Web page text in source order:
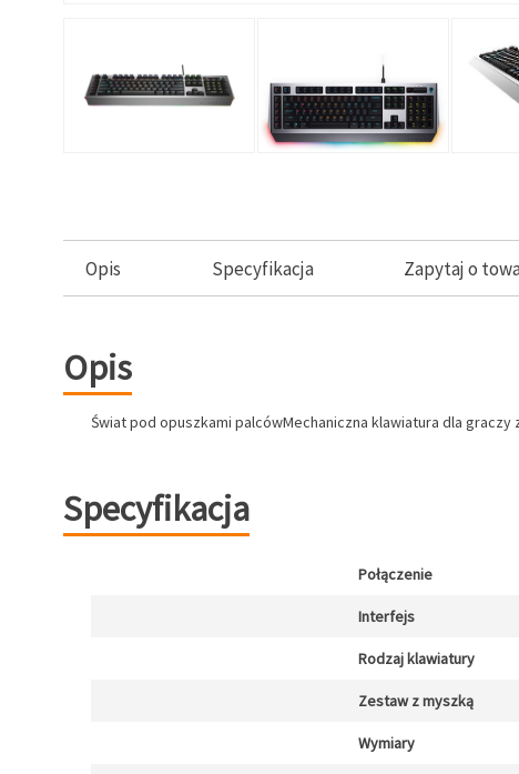
Opis Specyfikacja Zapytaj o
Opis
Świat pod opuszkami palcówMechaniczna klawiatura dla
Specyfikacja
Połączenie
Interfejs
Rodzaj klawiatury
Zestaw z myszką
Wymiary